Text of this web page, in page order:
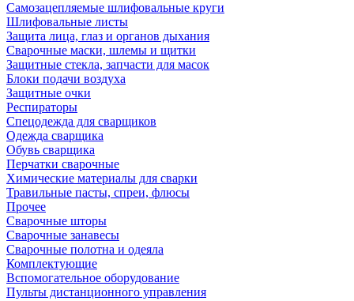
Самозацепляемые шлифовальные круги
Шлифовальные листы
Защита лица, глаз и органов дыхания
Сварочные маски, шлемы и щитки
Защитные стекла, запчасти для масок
Блоки подачи воздуха
Защитные очки
Респираторы
Спецодежда для сварщиков
Одежда сварщика
Обувь сварщика
Перчатки сварочные
Химические материалы для сварки
Травильные пасты, спреи, флюсы
Прочее
Сварочные шторы
Сварочные занавесы
Сварочные полотна и одеяла
Комплектующие
Вспомогательное оборудование
Пульты дистанционного управления